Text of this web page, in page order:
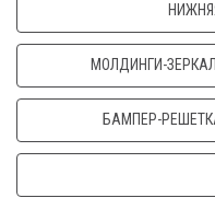
МОЛДИНГИ-
БАМПЕР-